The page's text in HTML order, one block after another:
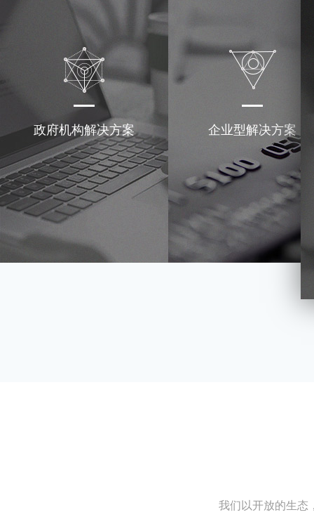
政府机构解决方案 企业型解决方案
我们以开放的生态